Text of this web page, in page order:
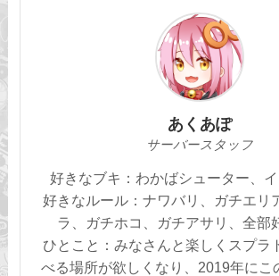
あくあぽ
サーバースタッフ
好きなブキ：わかばシューター、
好きなルール：ナワバリ、ガチエリ
ラ、ガチホコ、ガチアサリ、全部
ひとこと：みなさんと楽しくスプラ
べる場所が欲しくなり、2019年にこ